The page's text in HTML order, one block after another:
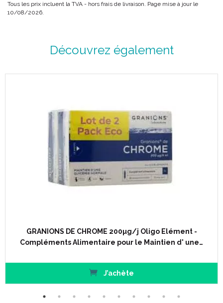
15 jours d’ utilisation*. Le Cyrascos® est une marque de
réparateur. La valériane(1, 2) et l’ aubépine favorisent une
action relaxante pour faciliter l’ endormissement et contribuer
Le L-tryptophane, acide aminé essentiel, est le précurseur de
la mélatonine (l' hormone du sommeil) et de la sérotonine.
Le magnésium est un oligo-élément essentiel, est impliqué
dans les mécanismes de diminution de l’ irritabilité.
La vitamine B6 aide à réduire la fatigue et participe au
métabolisme énergétique.
(1), (2) Allégations associées aux extraits de Mélisse et de
and sleep disturbances. Mediterr J Nutr Metab.
Conseils d' utilisation :
Prendre 2 comprimés, 1 au dîner et 1 juste avant le coucher,
Tous les prix incluent la TVA - hors frais de livraison. Page mise à jour le
10/08/2026.
Découvrez également
GRANIONS DE CHROME 200µg/j Oligo Elément -
Compléments Alimentaire pour le Maintien d' une…
J’achète